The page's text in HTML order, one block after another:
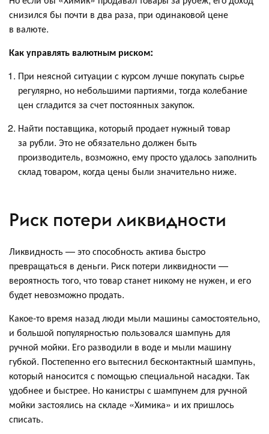
снизился бы почти в два раза, при одинаковой цене
в валюте.
Как управлять валютным риском:
При неясной ситуации с курсом лучше покупать сырье
регулярно, но небольшими партиями, тогда колебание
цен сгладится за счет постоянных закупок.
Найти поставщика, который продает нужный товар
за рубли. Это не обязательно должен быть
производитель, возможно, ему просто удалось заполнить
склад товаром, когда цены были значительно ниже.
Риск потери ликвидности
Ликвидность — это способность актива быстро
превращаться в деньги. Риск потери ликвидности —
вероятность того, что товар станет никому не нужен, и его
будет невозможно продать.
Какое-то время назад люди мыли машины самостоятельно,
и большой популярностью пользовался шампунь для
ручной мойки. Его разводили в воде и мыли машину
губкой. Постепенно его вытеснил бесконтактный шампунь,
который наносится с помощью специальной насадки. Так
удобнее и быстрее. Но канистры с шампунем для ручной
мойки застоялись на складе «Химика» и их пришлось
списать.